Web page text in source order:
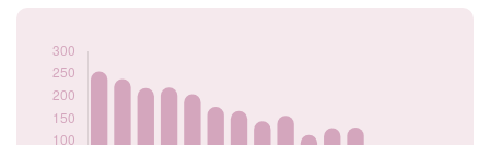
2019
115
2020
130
2021
131
2022
89